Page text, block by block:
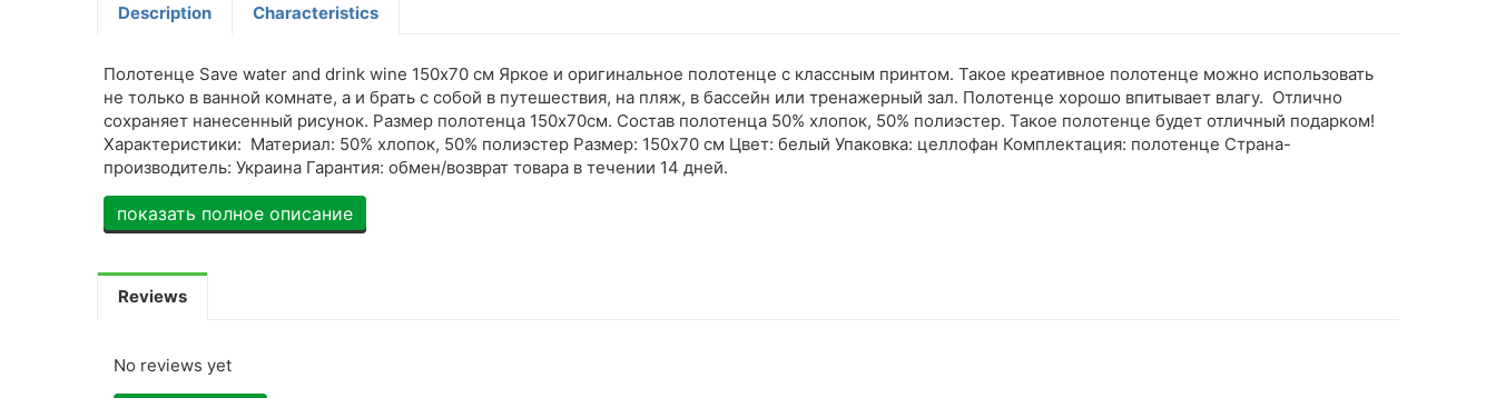
Description Characteristics
Полотенце Save water and drink wine 150х70 см Яркое и оригинальное полотенце с классным принтом. Такое креативное полотенце можно использовать
не только в ванной комнате, а и брать с собой в путешествия, на пляж, в бассейн или тренажерный зал. Полотенце хорошо впитывает влагу. Отлично
сохраняет нанесенный рисунок. Размер полотенца 150х70см. Состав полотенца 50% хлопок, 50% полиэстер. Такое полотенце будет отличный подарком!
Характеристики: Материал: 50% хлопок, 50% полиэстер Размер: 150х70 см Цвет: белый Упаковка: целлофан Комплектация: полотенце Страна-
производитель: Украина Гарантия: обмен/возврат товара в течении 14 дней.
показать полное описание
Reviews
No reviews yet